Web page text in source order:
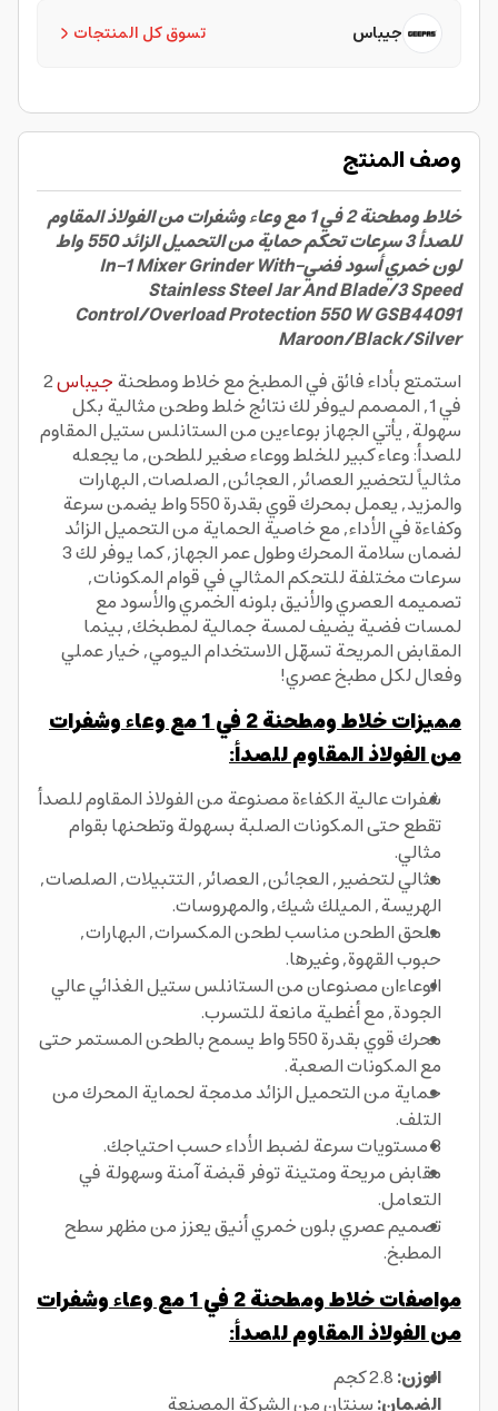
تسوق كل المنتجات جيباس
وصف المنتج
خلاط ومطحنة 2 في 1 مع وعاء وشفرات من الفولاذ المقاوم
للصدأ 3 سرعات تحكم حماية من التحميل الزائد 550 واط
لون خمري أسود فضي-In-1 Mixer Grinder With
Stainless Steel Jar And Blade/3 Speed
Control/Overload Protection 550 W GSB44091
Maroon/Black/Silver
استمتع بأداء فائق في المطبخ مع خلاط ومطحنةجيباس2
في 1, المصمم ليوفر لك نتائج خلط وطحن مثالية بكل
سهولة, يأتي الجهاز بوعاءين من الستانلس ستيل المقاوم
للصدأ: وعاء كبير للخلط ووعاء صغير للطحن, ما يجعله
مثالياً لتحضير العصائر, العجائن, الصلصات, البهارات
والمزيد, يعمل بمحرك قوي بقدرة 550 واط يضمن سرعة
وكفاءة في الأداء, مع خاصية الحماية من التحميل الزائد
لضمان سلامة المحرك وطول عمر الجهاز, كما يوفر لك 3
سرعات مختلفة للتحكم المثالي في قوام المكونات,
تصميمه العصري والأنيق بلونه الخمري والأسود مع
لمسات فضية يضيف لمسة جمالية لمطبخك, بينما
المقابض المريحة تسهّل الاستخدام اليومي, خيار عملي
وفعال لكل مطبخ عصري!
مميزات خلاط ومطحنة 2 في 1 مع وعاء وشفرات
من الفولاذ المقاوم للصدأ:
شفرات عالية الكفاءة مصنوعة من الفولاذ المقاوم للصدأ
تقطع حتى المكونات الصلبة بسهولة وتطحنها بقوام
مثالي.
مثالي لتحضير, العجائن, العصائر, التتبيلات, الصلصات,
الهريسة, الميلك شيك, والمهروسات.
ملحق الطحن مناسب لطحن المكسرات, البهارات,
حبوب القهوة, وغيرها.
الوعاءان مصنوعان من الستانلس ستيل الغذائي عالي
الجودة, مع أغطية مانعة للتسرب.
محرك قوي بقدرة 550 واط يسمح بالطحن المستمر حتى
مع المكونات الصعبة.
حماية من التحميل الزائد مدمجة لحماية المحرك من
التلف.
3 مستويات سرعة لضبط الأداء حسب احتياجك.
مقابض مريحة ومتينة توفر قبضة آمنة وسهولة في
التعامل.
تصميم عصري بلون خمري أنيق يعزز من مظهر سطح
المطبخ.
مواصفات خلاط ومطحنة 2 في 1 مع وعاء وشفرات
من الفولاذ المقاوم للصدأ:
الوزن:
الضمان:سنتان من الشركة المصنعة